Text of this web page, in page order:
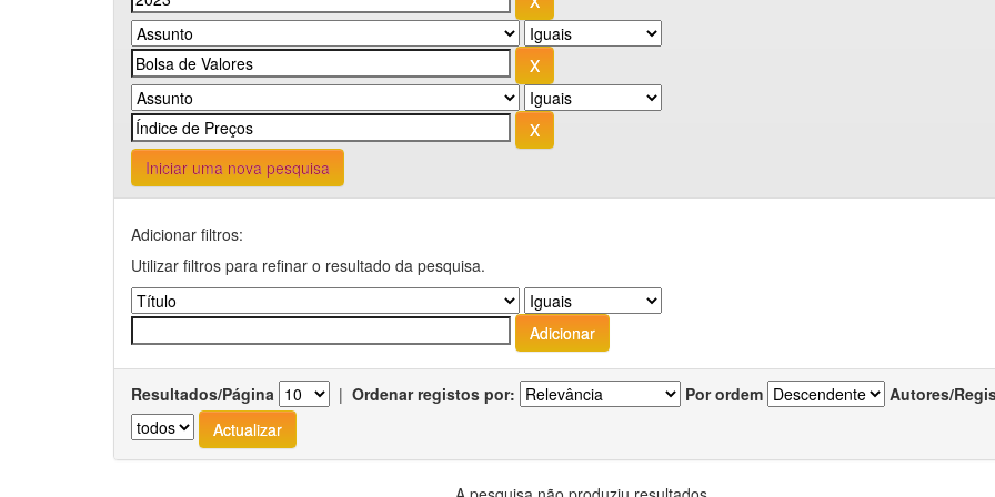
Iniciar uma nova pesquisa
Adicionar filtros:
Utilizar filtros para refinar o resultado da pesquisa.
Resultados/Página | Ordenar registos por: Por ordem Autores/